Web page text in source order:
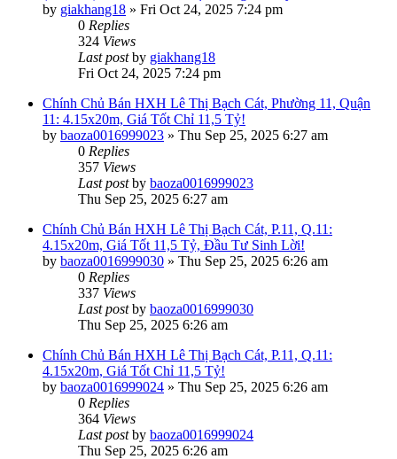
by giakhang18 » Fri Oct 24, 2025 7:24 pm
0 Replies
324 Views
Last postby giakhang18
Fri Oct 24, 2025 7:24 pm
Chính Chủ Bán HXH Lê Thị Bạch Cát, Phường 11, Quận
11: 4.15x20m, Giá Tốt Chỉ 11,5 Tỷ!
by baoza0016999023 » Thu Sep 25, 2025 6:27 am
0 Replies
357 Views
Last postby baoza0016999023
Thu Sep 25, 2025 6:27 am
Chính Chủ Bán HXH Lê Thị Bạch Cát, P.11, Q.11:
4.15x20m, Giá Tốt 11,5 Tỷ, Đầu Tư Sinh Lời!
by baoza0016999030 » Thu Sep 25, 2025 6:26 am
0 Replies
337 Views
Last postby baoza0016999030
Thu Sep 25, 2025 6:26 am
Chính Chủ Bán HXH Lê Thị Bạch Cát, P.11, Q.11:
4.15x20m, Giá Tốt Chỉ 11,5 Tỷ!
by baoza0016999024 » Thu Sep 25, 2025 6:26 am
0 Replies
364 Views
Last postby baoza0016999024
Thu Sep 25, 2025 6:26 am